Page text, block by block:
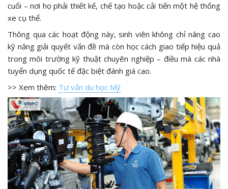
cuối – nơi họ phải thiết kế, chế tạo hoặc cải tiến một hệ thống
xe cụ thể.
Thông qua các hoạt động này, sinh viên không chỉ nâng cao
kỹ năng giải quyết vấn đề mà còn học cách giao tiếp hiệu quả
trong môi trường kỹ thuật chuyên nghiệp – điều mà các nhà
tuyển dụng quốc tế đặc biệt đánh giá cao.
>> Xem thêm: Tư vấn du học Mỹ